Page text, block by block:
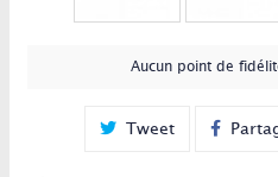
Aucun point de
Tweet